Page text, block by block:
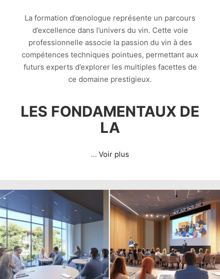
La formation d’œnologue représente un parcours
d’excellence dans l’univers du vin. Cette voie
professionnelle associe la passion du vin à des
compétences techniques pointues, permettant aux
futurs experts d’explorer les multiples facettes de
ce domaine prestigieux.
LES FONDAMENTAUX DE
LA
… Voir plus